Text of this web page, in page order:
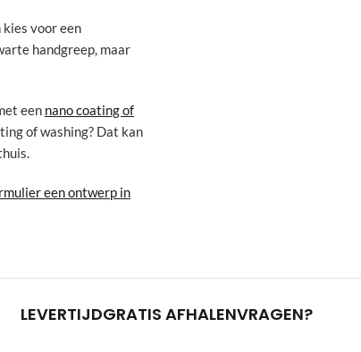
kies voor een
handgreep, maar
een nano coating of
of washing? Dat kan
een ontwerp in
LEVERTIJDGRATIS AFHALENVRAGEN?